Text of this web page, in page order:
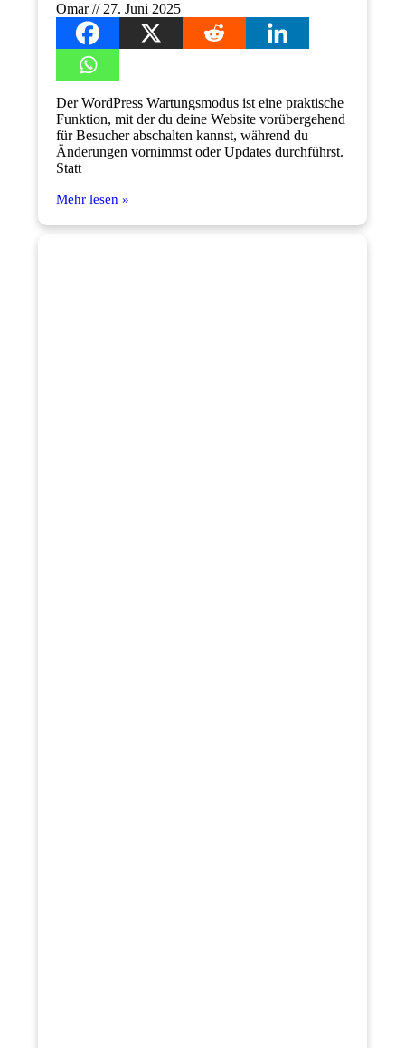
Omar 27. Juni 2025
Der WordPress Wartungsmodus ist eine praktische
Funktion, mit der du deine Website vorübergehend
für Besucher abschalten kannst, während du
Änderungen vornimmst oder Updates durchführst.
Statt
Mehr lesen »